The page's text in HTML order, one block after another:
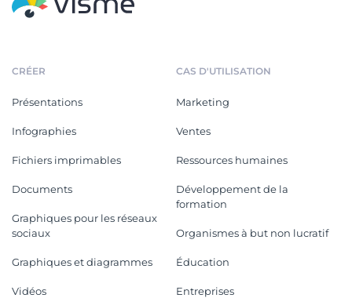
CRÉER
Présentations
Infographies
Fichiers imprimables
Documents
Graphiques pour les réseaux
sociaux
Graphiques et diagrammes
Vidéos
CAS D'UTILISATION
Marketing
Ventes
Ressources humaines
Développement de la
formation
Organismes à but non lucratif
Éducation
Entreprises